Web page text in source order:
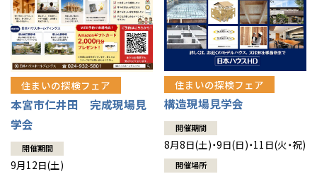
住まいの探検フェア
本宮市仁井田 完成現場見
学会
開催期間
9月12日(土)
住まいの探検フェア
構造現場見学会
開催期間
8月8日(土)・9日(日)・11日(火・祝)
開催場所